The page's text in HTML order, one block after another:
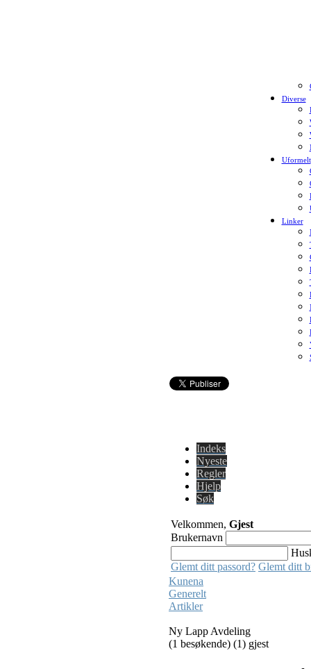
Diverse
Uformelt
Linker
Indeks
Nyeste
Regler
Hjelp
Søk
Velkommen, Gjest
Brukernavn
Glemt ditt passord? Glemt ditt
Kunena
Generelt
Artikler
Ny Lapp Avdeling
(1 besøkende) (1) gjest